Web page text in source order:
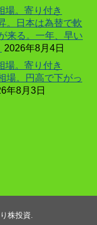
。寄り付き
。日本は為替で軟
来る。一年、早い
2026年8月4日
。寄り付き
場。円高で下がっ
年8月3日
株投資